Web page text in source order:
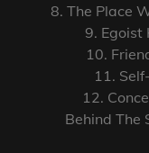
8. The Place
9. Egoist
10.
11.
12.
Behind The